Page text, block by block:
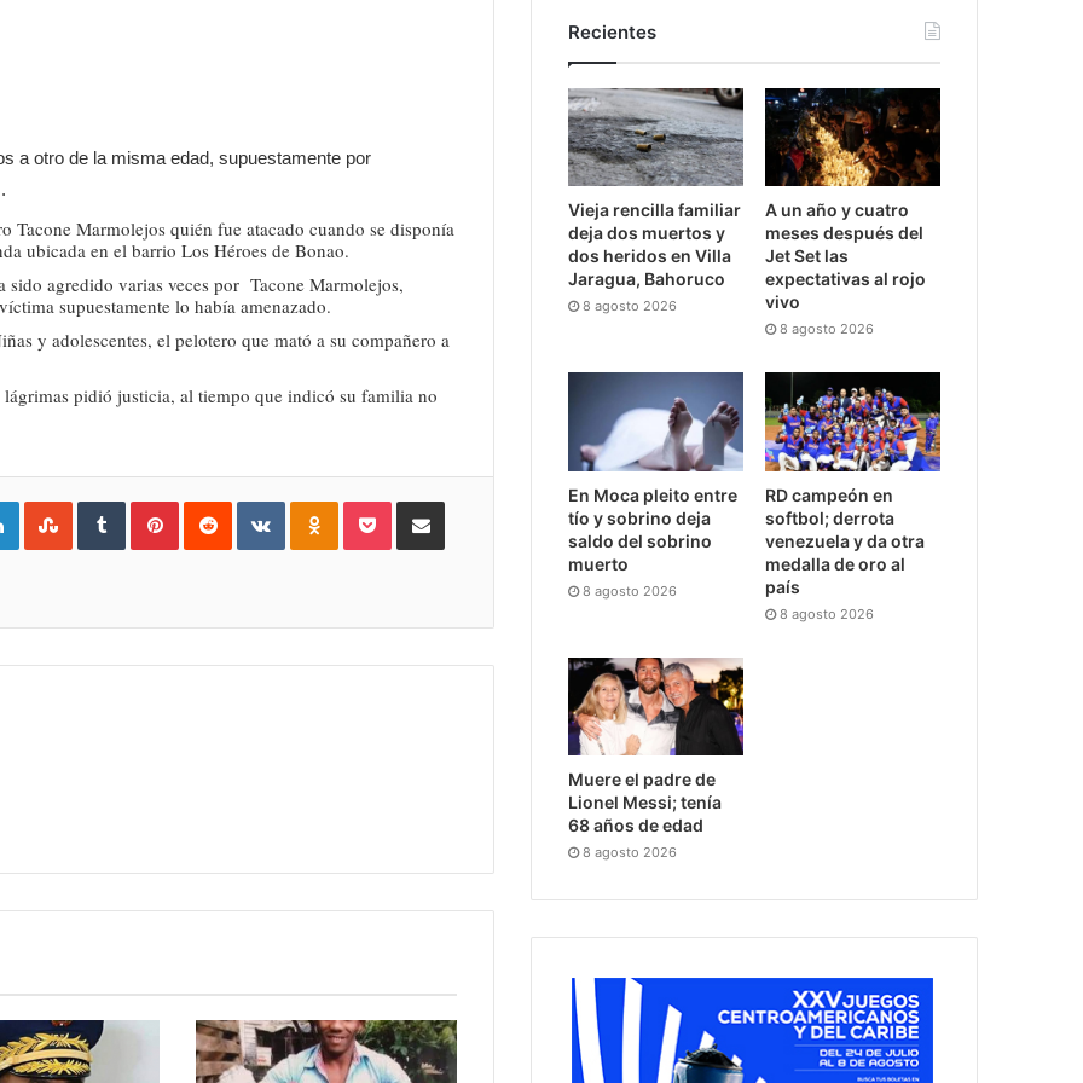
a otro de la misma edad, supuestamente por
Marmolejos quién fue atacado cuando se disponía
ubicada en el barrio Los Héroes de Bonao.
sido agredido varias veces por Tacone Marmolejos,
supuestamente lo había amenazado.
y adolescentes, el pelotero que mató a su compañero a
pidió justicia, al tiempo que indicó su familia no
LinkedInStumbleUpon
TumblrPinterestReddit VKontakteOdnoklassniki
PocketCompartir por Correo
Recientes
Vieja rencilla familiar
deja dos muertos y
dos heridos en Villa
Jaragua, Bahoruco
8 agosto 2026
A un año y cuatro
meses después del
Jet Set las
expectativas al rojo
vivo
8 agosto 2026
En Moca pleito entre
tío y sobrino deja
saldo del sobrino
muerto
8 agosto 2026
RD campeón en
softbol; derrota
venezuela y da otra
medalla de oro al
país
8 agosto 2026
Muere el padre de
Lionel Messi; tenía
68 años de edad
8 agosto 2026